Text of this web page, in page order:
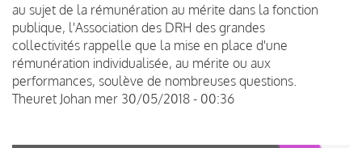
au sujet de la rémunération au mérite dans la fonction
publique, l'Association des DRH des grandes
collectivités rappelle que la mise en place d'une
rémunération individualisée, au mérite ou aux
performances, soulève de nombreuses questions.
Theuret Johan mer 30/05/2018 - 00:36